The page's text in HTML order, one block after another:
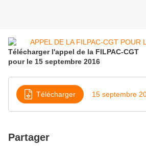
Télécharger l'appel de la FILPAC-CGT
pour le 15 septembre 2016
Télécharger
Partager